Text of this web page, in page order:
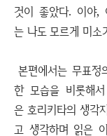
것이 좋았다. 이야,
는 나도 모르게 미소
본편에서는 무표정
한 모습을 비롯해
은 호리키타의 생각
고 생각하며 읽은